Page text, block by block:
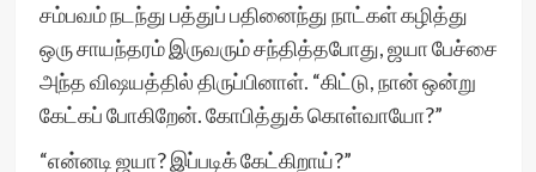
சம்பவம் நடந்து பத்துப் பதினைந்து நாட்கள் கழித்து
ஒரு சாயந்தரம் இருவரும் சந்தித்தபோது, ஜயா பேச்சை
அந்த விஷயத்தில் திருப்பினாள். “கிட்டு, நான் ஒன்று
கேட்கப் போகிறேன். கோபித்துக் கொள்வாயோ?”
“என்னடி ஜயா? இப்படிக் கேட்கிறாய்?”